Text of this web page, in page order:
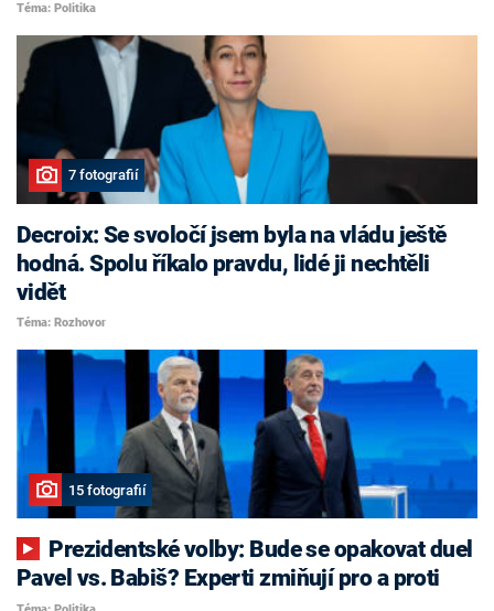
Téma: Politika
7 fotografií
Decroix: Se svoločí jsem byla na vládu ještě
hodná. Spolu říkalo pravdu, lidé ji nechtěli
vidět
Téma: Rozhovor
15 fotografií
Pavel vs. Babiš? Experti zmiňují pro a proti